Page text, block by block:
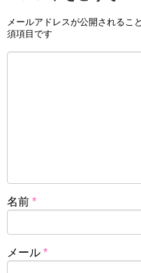
メールアドレスが公開されるこ
須項目です
名前 *
メール *